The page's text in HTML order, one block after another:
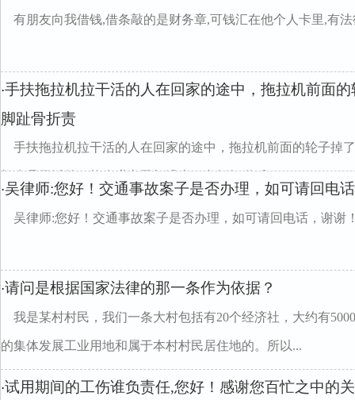
有朋友向我借钱,借条敲的是财务章,可钱汇在他个人卡里,有
·手扶拖拉机拉干活的人在回家的途中，拖拉机前面
脚趾骨折责
手扶拖拉机拉干活的人在回家的途中，拖拉机前面的轮子掉
机也是干活的，拉人赚车司机没事，老板知道后，(...
·吴律师:您好！交通事故案子是否办理，如可请回电
吴律师:您好！交通事故案子是否办理，如可请回电话，谢谢
·请问是根据国家法律的那一条作为依据？
我是某村村民，我们一条大村包括有20个经济社，大约有
的集体发展工业用地和属于本村村民居住地的。所以...
·试用期间的工伤谁负责任,您好！感谢您百忙之中的